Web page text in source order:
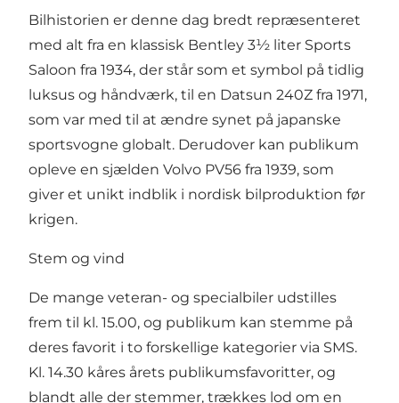
Bilhistorien er denne dag bredt repræsenteret
med alt fra en klassisk Bentley 3½ liter Sports
Saloon fra 1934, der står som et symbol på tidlig
luksus og håndværk, til en Datsun 240Z fra 1971,
som var med til at ændre synet på japanske
sportsvogne globalt. Derudover kan publikum
opleve en sjælden Volvo PV56 fra 1939, som
giver et unikt indblik i nordisk bilproduktion før
krigen.
Stem og vind
De mange veteran- og specialbiler udstilles
frem til kl. 15.00, og publikum kan stemme på
deres favorit i to forskellige kategorier via SMS.
Kl. 14.30 kåres årets publikumsfavoritter, og
blandt alle der stemmer, trækkes lod om en